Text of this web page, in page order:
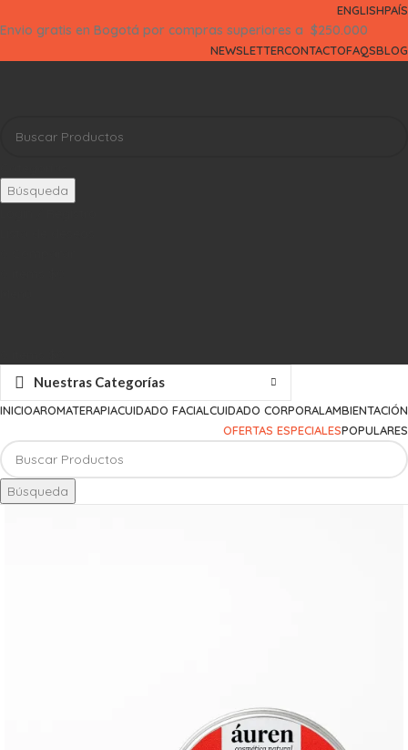
ENGLISHPAÍS
Envio gratis en Bogotá por compras superiores a $250.000
NEWSLETTERCONTACTOFAQSBLOG
Búsqueda
Nuestras Categorías
INICIOAROMATERAPIACUIDADO FACIALCUIDADO CORPORALAMBIENTACIÓN
OFERTAS ESPECIALESPOPULARES
Búsqueda